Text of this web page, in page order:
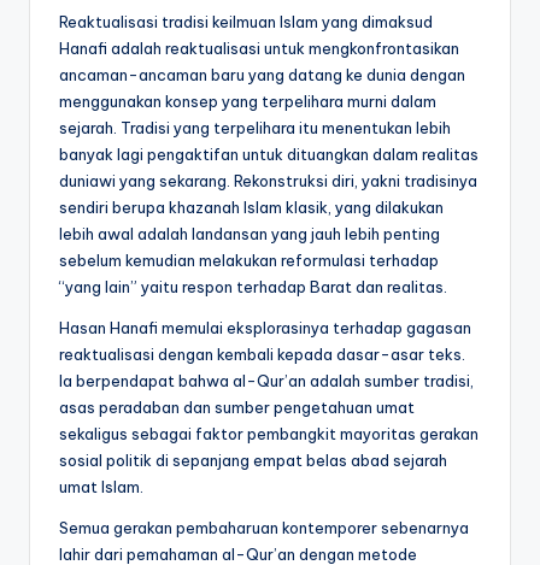
Reaktualisasi tradisi keilmuan Islam yang dimaksud
Hanafi adalah reaktualisasi untuk mengkonfrontasikan
ancaman-ancaman baru yang datang ke dunia dengan
menggunakan konsep yang terpelihara murni dalam
sejarah. Tradisi yang terpelihara itu menentukan lebih
banyak lagi pengaktifan untuk dituangkan dalam realitas
duniawi yang sekarang. Rekonstruksi diri, yakni tradisinya
sendiri berupa khazanah Islam klasik, yang dilakukan
lebih awal adalah landansan yang jauh lebih penting
sebelum kemudian melakukan reformulasi terhadap
“yang lain” yaitu respon terhadap Barat dan realitas.
Hasan Hanafi memulai eksplorasinya terhadap gagasan
reaktualisasi dengan kembali kepada dasar-asar teks.
Ia berpendapat bahwa al-Qur’an adalah sumber tradisi,
asas peradaban dan sumber pengetahuan umat
sekaligus sebagai faktor pembangkit mayoritas gerakan
sosial politik di sepanjang empat belas abad sejarah
umat Islam.
Semua gerakan pembaharuan kontemporer sebenarnya
lahir dari pemahaman al-Qur’an dengan metode